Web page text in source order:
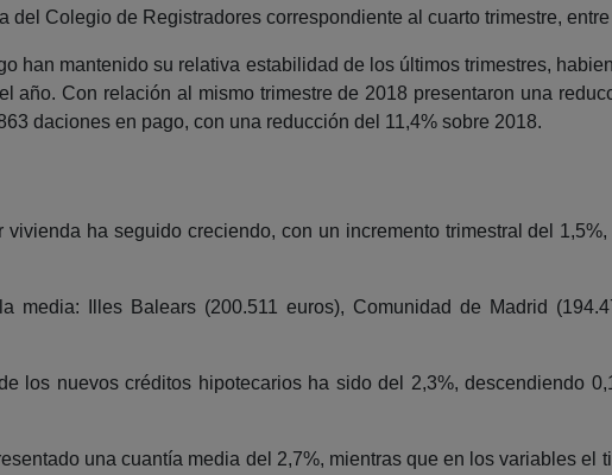
del Colegio de Registradores correspondiente al cuarto trimestre,
han mantenido su relativa estabilidad de los últimos trimestres,
año. Con relación al mismo trimestre de 2018 presentaron una
daciones en pago, con una reducción del 11,4% sobre 2018.
ha seguido creciendo, con un incremento trimestral del
media: Illes Balears (200.511 euros), Comunidad de Madrid
los nuevos créditos hipotecarios ha sido del 2,3%, descendiendo
una cuantía media del 2,7%, mientras que en los variables el